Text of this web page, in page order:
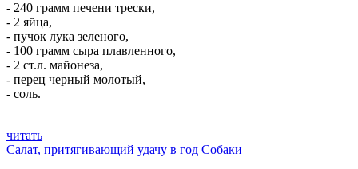
- 240 грамм печени трески,
- 2 яйца,
- пучок лука зеленого,
- 100 грамм сыра плавленного,
- 2 ст.л. майонеза,
- перец черный молотый,
- соль.
читать
Салат, притягивающий удачу в год Собаки